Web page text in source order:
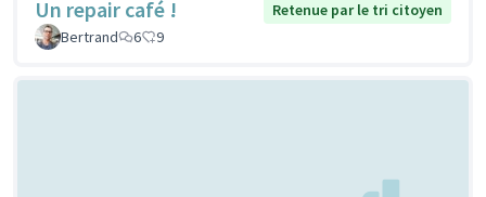
Un repair café !
Retenue par le tri citoyen
Bertrand
6 9